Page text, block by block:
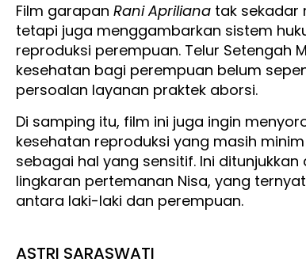
Film garapan Rani Apriliana tak sekadar
tetapi juga menggambarkan sistem
reproduksi perempuan. Telur Setengah
kesehatan bagi perempuan belum
persoalan layanan praktek aborsi.
Di samping itu, film ini juga ingin
kesehatan reproduksi yang masih
sebagai hal yang sensitif. Ini
lingkaran pertemanan Nisa, yang
antara laki-laki dan perempuan.
ASTRI SARASWATI